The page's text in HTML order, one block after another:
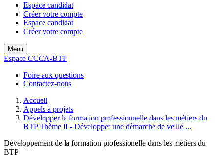
Espace candidat
Créer votre compte
Espace candidat
Créer votre compte
Menu
Espace CCCA-BTP
Foire aux questions
Contactez-nous
Accueil
Appels à projets
Développer la formation professionnelle dans les métiers du
BTP Thème II - Développer une démarche de veille ...
Développement de la formation professionelle dans les métiers du
BTP